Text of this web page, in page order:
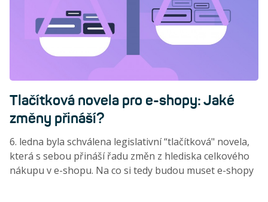
Tlačítková novela pro e-shopy: Jaké
změny přináší?
6. ledna byla schválena legislativní “tlačítková" novela,
která s sebou přináší řadu změn z hlediska celkového
nákupu v e-shopu. Na co si tedy budou muset e-shopy